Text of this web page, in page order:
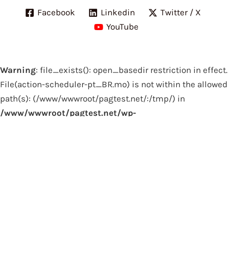
Facebook Linkedin
Twitter / X
YouTube
Warning: file_exists(): open_basedir restriction in effect.
File(action-scheduler-pt_BR.mo) is not within the allowed
path(s): (/www/wwwroot/pagtest.net/:/tmp/) in
/www/wwwroot/pagtest.net/wp-